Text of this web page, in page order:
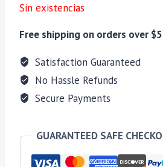
Sin existencias
Free shipping on orders over
Satisfaction Guaranteed
No Hassle Refunds
Secure Payments
GUARANTEED SAFE